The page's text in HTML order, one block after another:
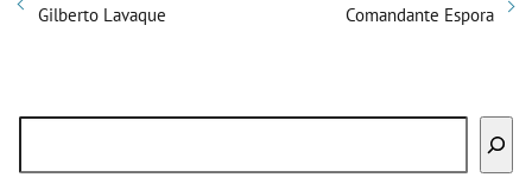
Gilberto Lavaque
Comandante Espora